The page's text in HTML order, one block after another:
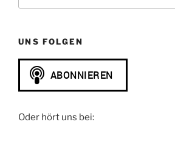
UNS FOLGEN
Oder hört uns bei: